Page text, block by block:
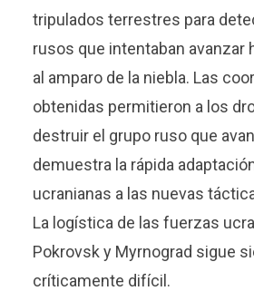
tripulados terrestres para
rusos que intentaban avanzar
al amparo de la niebla. Las
obtenidas permitieron a los
destruir el grupo ruso que
demuestra la rápida
ucranianas a las nuevas
La logística de las fuerzas
Pokrovsk y Myrnograd sigue
críticamente difícil.